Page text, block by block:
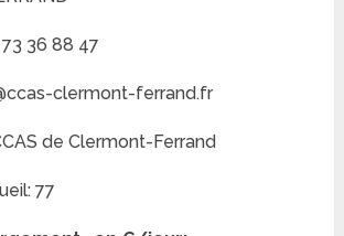
36 88 47
clermont-ferrand.fr
de Clermont-Ferrand
77